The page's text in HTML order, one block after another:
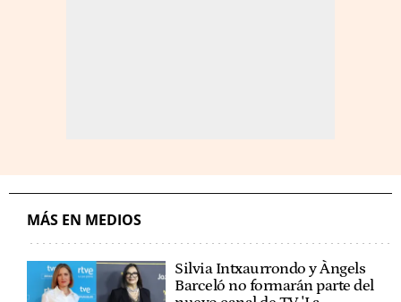
MÁS EN MEDIOS
Silvia Intxaurrondo y Àngels
Barceló no formarán parte del